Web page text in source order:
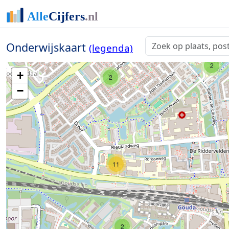
Onderwijskaart (legenda)
2
11
2
2
+
−